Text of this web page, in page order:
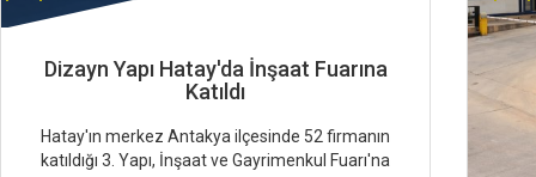
Dizayn Yapı Hatay'da İnşaat Fuarına
Katıldı
Hatay'ın merkez Antakya ilçesinde 52 firmanın
katıldığı 3. Yapı, İnşaat ve Gayrimenkul Fuarı'na